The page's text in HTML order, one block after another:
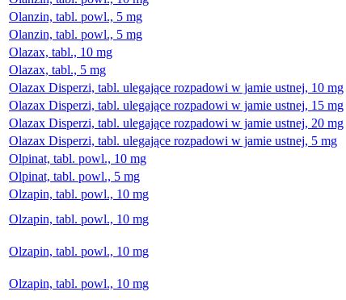
Olanzin, tabl. powl., 5 mg
Olanzin, tabl. powl., 5 mg
Olazax, tabl., 10 mg
Olazax, tabl., 5 mg
Olazax Disperzi, tabl. ulegające rozpadowi w jamie ustnej, 10 mg
Olazax Disperzi, tabl. ulegające rozpadowi w jamie ustnej, 15 mg
Olazax Disperzi, tabl. ulegające rozpadowi w jamie ustnej, 20 mg
Olazax Disperzi, tabl. ulegające rozpadowi w jamie ustnej, 5 mg
Olpinat, tabl. powl., 10 mg
Olpinat, tabl. powl., 5 mg
Olzapin, tabl. powl., 10 mg
Olzapin, tabl. powl., 10 mg
Olzapin, tabl. powl., 10 mg
Olzapin, tabl. powl., 10 mg